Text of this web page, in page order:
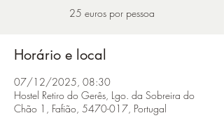
25 euros por pessoa
Horário e local
07/12/2025, 08:30
Hostel Retiro do Gerês, Lgo. da Sobreira do
Chão 1, Fafião, 5470-017, Portugal